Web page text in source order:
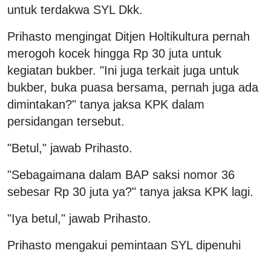
untuk terdakwa SYL Dkk.
Prihasto mengingat Ditjen Holtikultura pernah
merogoh kocek hingga Rp 30 juta untuk
kegiatan bukber. "Ini juga terkait juga untuk
bukber, buka puasa bersama, pernah juga ada
dimintakan?" tanya jaksa KPK dalam
persidangan tersebut.
"Betul," jawab Prihasto.
"Sebagaimana dalam BAP saksi nomor 36
sebesar Rp 30 juta ya?" tanya jaksa KPK lagi.
"Iya betul," jawab Prihasto.
Prihasto mengakui pemintaan SYL dipenuhi